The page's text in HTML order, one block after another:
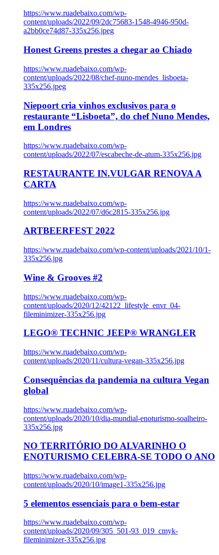
https://www.ruadebaixo.com/wp-
content/uploads/2022/09/2dc75683-1548-4946-950d-
a2bb0ce74d87-335x256.jpeg
Honest Greens prestes a chegar ao Chiado
https://www.ruadebaixo.com/wp-
content/uploads/2022/08/chef-nuno-mendes_lisboeta-
335x256.jpeg
Niepoort cria vinhos exclusivos para o
restaurante “Lisboeta”, do chef Nuno Mendes,
em Londres
https://www.ruadebaixo.com/wp-
content/uploads/2022/07/escabeche-de-atum-335x256.jpg
RESTAURANTE IN.VULGAR RENOVA A
CARTA
https://www.ruadebaixo.com/wp-
content/uploads/2022/07/d6c2815-335x256.jpg
ARTBEERFEST 2022
https://www.ruadebaixo.com/wp-content/uploads/2021/10/1-
335x256.jpg
Wine & Grooves #2
https://www.ruadebaixo.com/wp-
content/uploads/2020/12/42122_lifestyle_envr_04-
fileminimizer-335x256.jpg
LEGO® TECHNIC JEEP® WRANGLER
https://www.ruadebaixo.com/wp-
content/uploads/2020/11/cultura-vegan-335x256.jpg
Consequências da pandemia na cultura Vegan
global
https://www.ruadebaixo.com/wp-
content/uploads/2020/10/dia-mundial-enoturismo-soalheiro-
335x256.jpg
NO TERRITÓRIO DO ALVARINHO O
ENOTURISMO CELEBRA-SE TODO O ANO
https://www.ruadebaixo.com/wp-
content/uploads/2020/10/image1-335x256.jpg
5 elementos essenciais para o bem-estar
https://www.ruadebaixo.com/wp-
content/uploads/2020/09/305_501-93_019_cmyk-
fileminimizer-335x256.jpg